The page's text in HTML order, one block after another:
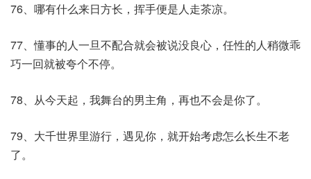
76、哪有什么来日方长，挥手便是人走茶凉。
77、懂事的人一旦不配合就会被说没良心，任性的人稍微乖
巧一回就被夸个不停。
78、从今天起，我舞台的男主角，再也不会是你了。
79、大千世界里游行，遇见你，就开始考虑怎么长生不老
了。